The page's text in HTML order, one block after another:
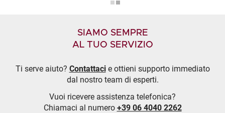
SIAMO SEMPRE
AL TUO SERVIZIO
Ti serve aiuto? Contattacie ottieni supporto immediato
dal nostro team di esperti.
Vuoi ricevere assistenza telefonica?
Chiamaci al numero +39 06 4040 2262